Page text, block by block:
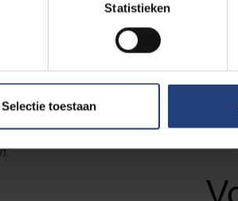
Statistieken
Selectie toestaan
masteropleiding
en ligt dicht bij de
waar we voor instaan,
.